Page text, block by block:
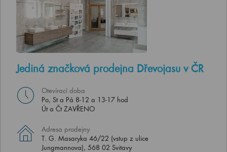
Jediná značková prodejna Dřevojasu v ČR
Otevírací doba
Po, St a Pá 8-12 a 13-17 hod
Út a Čt ZAVŘENO
Adresa prodejny
T. G. Masaryka 46/22 (vstup z ulice
Jungmannova), 568 02 Svitavy